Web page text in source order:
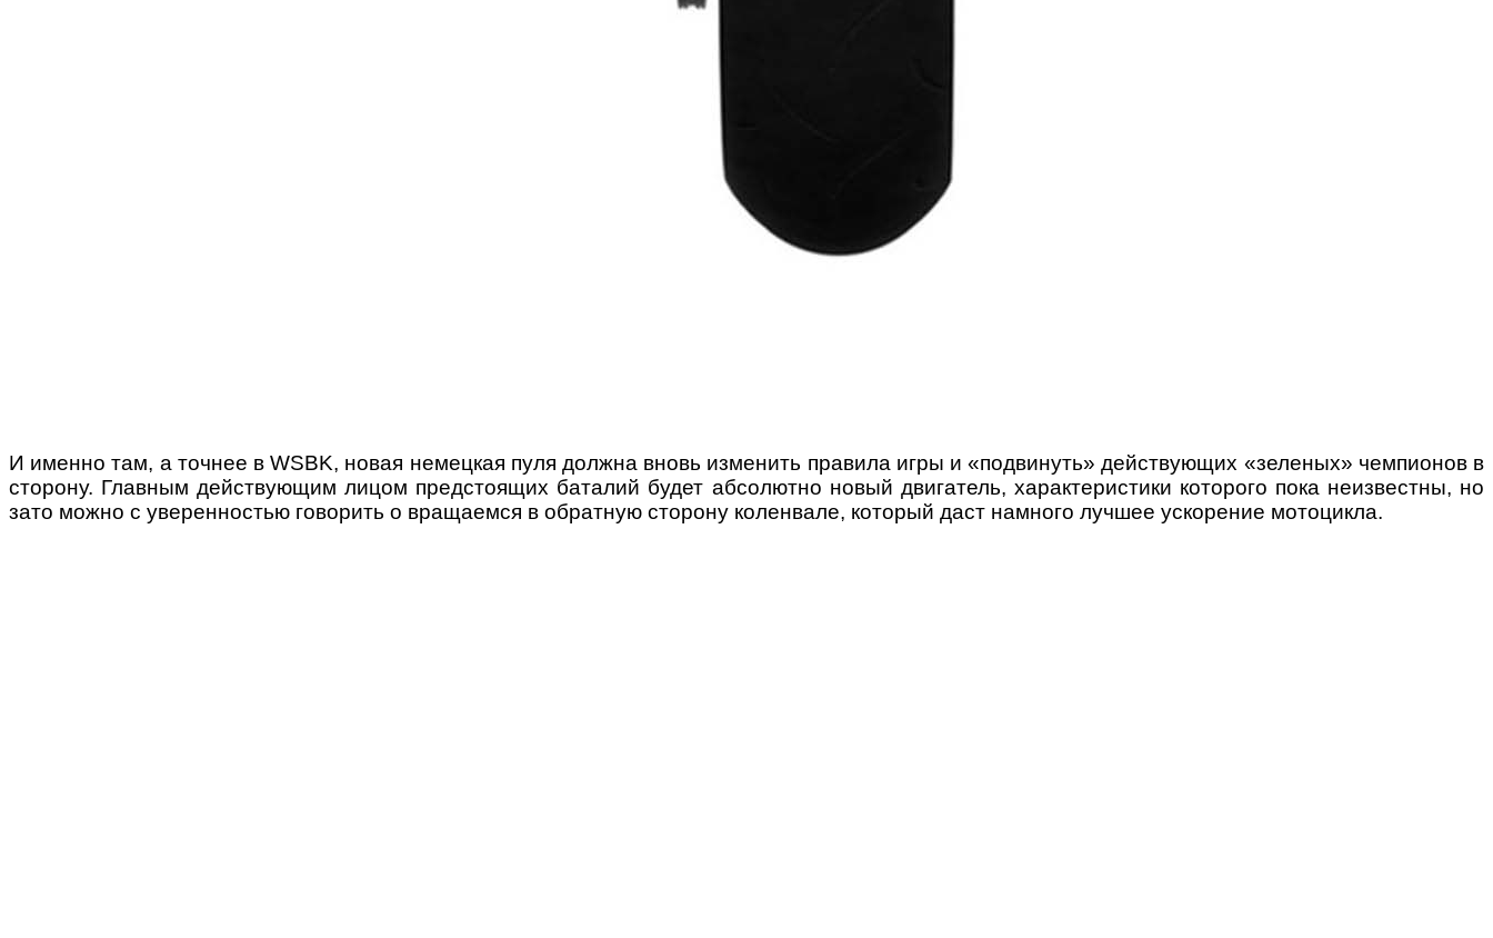
И именно там, а точнее в WSBK, новая немецкая пуля должна вновь изменить правила игры и «подвинуть» действующих «зеленых» чемпионов в
сторону. Главным действующим лицом предстоящих баталий будет абсолютно новый двигатель, характеристики которого пока неизвестны, но
зато можно с уверенностью говорить о вращаемся в обратную сторону коленвале, который даст намного лучшее ускорение мотоцикла.